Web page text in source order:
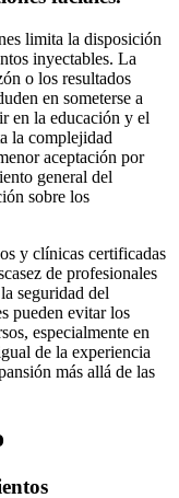
limita la disposición
inyectables. La
o los resultados
en someterse a
en la educación y el
la complejidad
aceptación por
general del
sobre los
y clínicas certificadas
de profesionales
seguridad del
pueden evitar los
especialmente en
de la experiencia
más allá de las